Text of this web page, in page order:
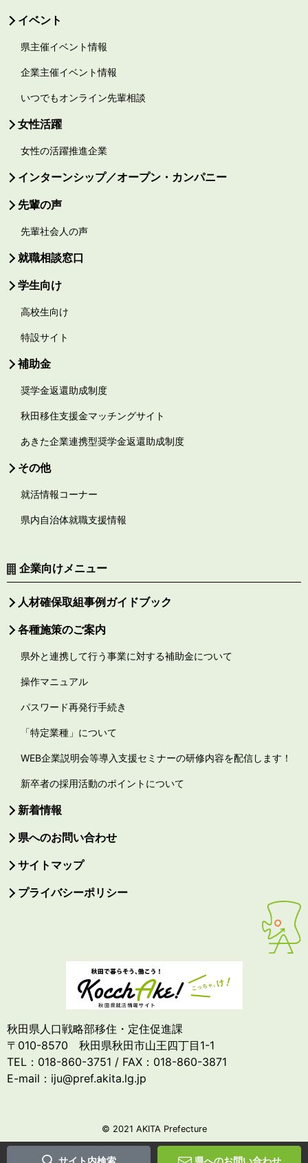
サイト内検索 県へのお問い合わせ
イベント
県主催イベント情報
企業主催イベント情報
いつでもオンライン先輩相談
女性活躍
女性の活躍推進企業
インターンシップ／オープン・カンパニー
先輩の声
先輩社会人の声
就職相談窓口
学生向け
高校生向け
特設サイト
補助金
奨学金返還助成制度
秋田移住支援金マッチングサイト
あきた企業連携型奨学金返還助成制度
その他
就活情報コーナー
県内自治体就職支援情報
企業向けメニュー
人材確保取組事例ガイドブック
各種施策のご案内
県外と連携して行う事業に対する補助金について
操作マニュアル
パスワード再発行手続き
「特定業種」について
WEB企業説明会等導入支援セミナーの研修内容を配信します！
新卒者の採用活動のポイントについて
新着情報
県へのお問い合わせ
サイトマップ
プライバシーポリシー
秋田県人口戦略部移住・定住促進課
〒010-8570 秋田県秋田市山王四丁目1-1
TEL：018-860-3751 / FAX：018-860-3871
E-mail：iju@pref.akita.lg.jp
© 2021 AKITA Prefecture